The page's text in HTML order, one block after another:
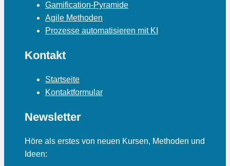
Gamification-Pyramide
Agile Methoden
Prozesse automatisieren mit KI
Kontakt
Startseite
Kontaktformular
Newsletter
Höre als erstes von neuen Kursen, Methoden und
Ideen: